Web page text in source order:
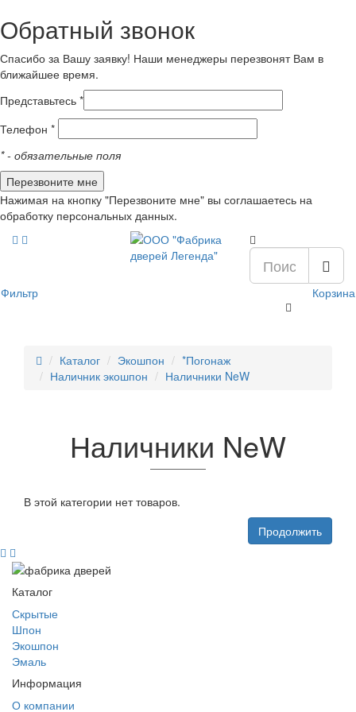
Обратный звонок
Спасибо за Вашу заявку! Наши менеджеры перезвонят Вам в
ближайшее время.
Представьтесь *
Телефон *
*- обязательные поля
Нажимая на кнопку "Перезвоните мне" вы соглашаетесь на
обработку персональных данных.
Фильтр Корзина
Каталог Экошпон
*Погонаж
Наличник экошпон
Наличники NeW
Наличники NeW
В этой категории нет товаров.
Продолжить
Каталог
Скрытые
Шпон
Экошпон
Эмаль
Информация
О компании